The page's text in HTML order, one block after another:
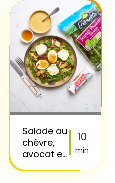
Salade au
chèvre,
avocat et
10
min